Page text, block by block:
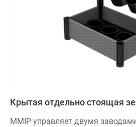
Крытая отдельно стоящая
MMIP управляет двумя